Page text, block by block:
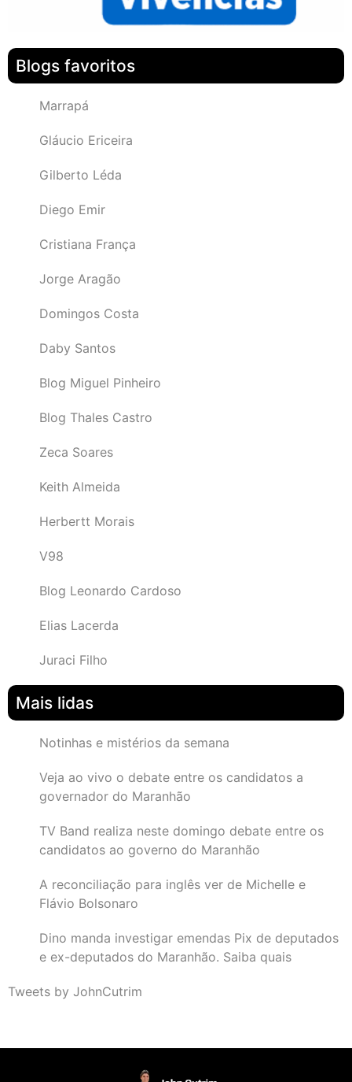
Blogs favoritos
Marrapá
Gláucio Ericeira
Gilberto Léda
Diego Emir
Cristiana França
Jorge Aragão
Domingos Costa
Daby Santos
Blog Miguel Pinheiro
Blog Thales Castro
Zeca Soares
Keith Almeida
Herbertt Morais
V98
Blog Leonardo Cardoso
Elias Lacerda
Juraci Filho
Mais lidas
Notinhas e mistérios da semana
Veja ao vivo o debate entre os candidatos a
governador do Maranhão
TV Band realiza neste domingo debate entre os
candidatos ao governo do Maranhão
A reconciliação para inglês ver de Michelle e
Flávio Bolsonaro
Dino manda investigar emendas Pix de deputados
e ex-deputados do Maranhão. Saiba quais
Tweets by JohnCutrim